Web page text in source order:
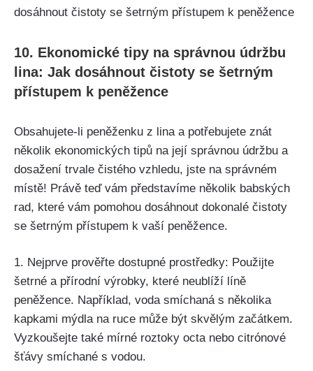
10. Ekonomické tipy na správnou údržbu
lina: Jak dosáhnout čistoty se⁣ šetrným
přístupem k peněžence
Obsahujete-li peněženku z lina ⁣a potřebujete znát
několik ekonomických tipů na‌ její správnou údržbu a
dosažení trvale čistého vzhledu, jste⁣ na správném
místě! Právě teď vám představíme několik babských
rad, které ⁤vám pomohou dosáhnout‌ dokonalé čistoty
se šetrným přístupem k vaší peněžence.
1. Nejprve prověřte dostupné prostředky: Použijte
šetrné a přírodní výrobky, které neublíží líně
peněžence. Například, voda smíchaná⁣ s několika
kapkami mýdla na ruce může být skvělým‌ začátkem.‌
Vyzkoušejte také mírné roztoky octa nebo citrónové
šťávy smíchané s vodou.